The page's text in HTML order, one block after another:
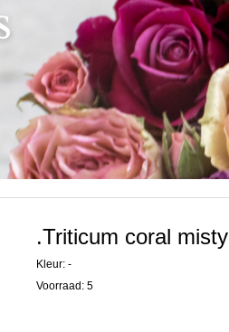
.Triticum coral misty
Kleur: -
Voorraad: 5